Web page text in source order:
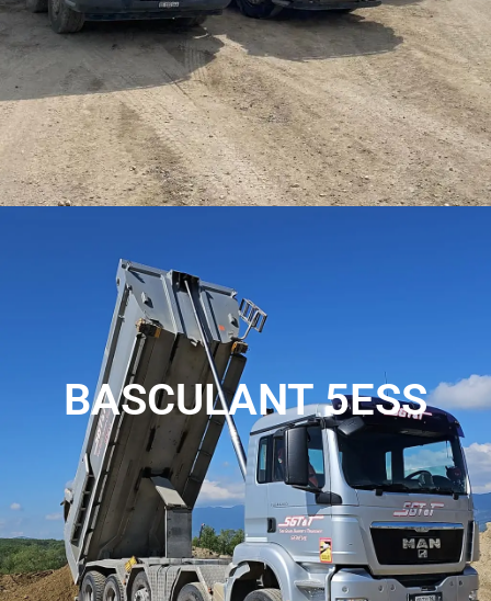
BASCULANT 5ESS
Nos camions basculants 5 essieux, avec une capacité de
14m³, sont parfaitement adaptés au transport de déblais
et de matériaux de construction, offrant une solution
fiable et efficace pour répondre à vos besoins.